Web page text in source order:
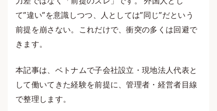
て”違い”を意識しつつ、人としては”同じ”だという
前提を崩さない。これだけで、衝突の多くは回避で
きます。
本記事は、ベトナムで子会社設立・現地法人代表と
して働いてきた経験を前提に、管理者・経営者目線
で整理します。